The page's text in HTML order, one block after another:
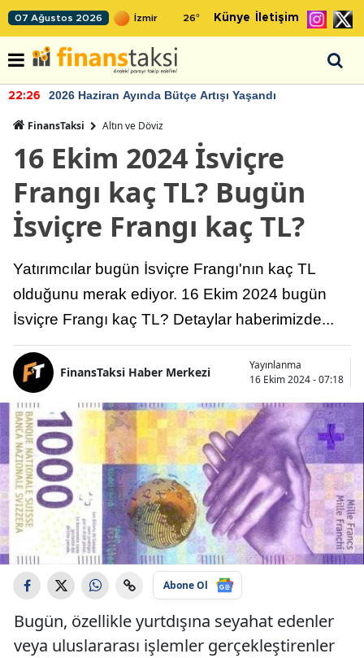
07 Ağustos 2026 26° Künye İletişim
22:26 2026 Haziran Ayında Bütçe Artışı Yaşandı
FinansTaksi Altın ve Döviz
16 Ekim 2024 İsviçre
Frangı kaç TL? Bugün
İsviçre Frangı kaç TL?
Yatırımcılar bugün İsviçre Frangı'nın kaç TL
olduğunu merak ediyor. 16 Ekim 2024 bugün
İsviçre Frangı kaç TL? Detaylar haberimizde...
FinansTaksi Haber Merkezi
Yayınlanma
16 Ekim 2024 - 07:18
Abone Ol
Bugün, özellikle yurtdışına seyahat edenler
veya uluslararası işlemler gerçekleştirenler